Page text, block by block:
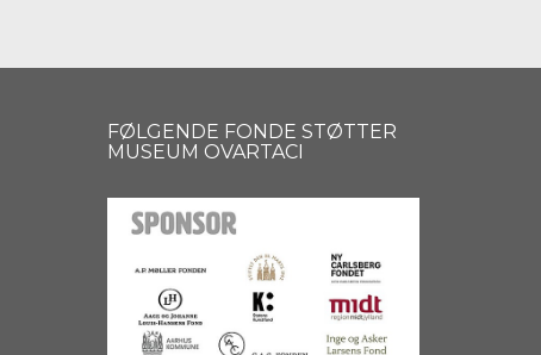
FØLGENDE FONDE STØTTER
MUSEUM OVARTACI